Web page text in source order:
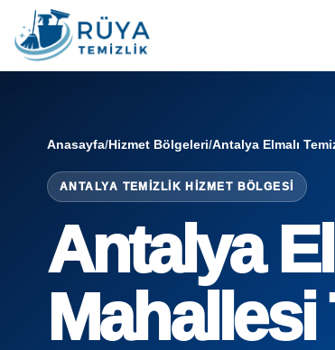
Anasayfa/Hizmet Bölgeleri/Antalya Elmalı
ANTALYA TEMIZLIK HIZMET BÖLGESI
Antalya
Mahallesi